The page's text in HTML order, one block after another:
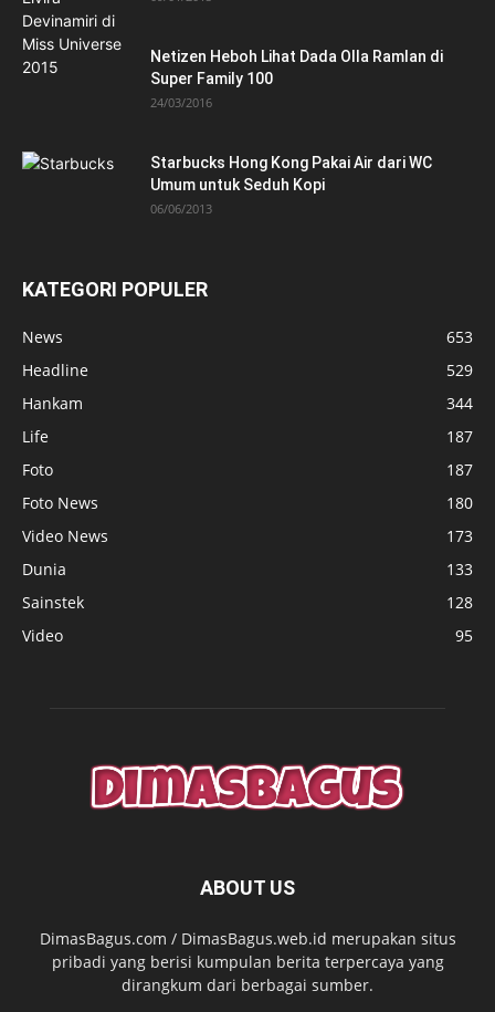
Netizen Heboh Lihat Dada Olla Ramlan di
Super Family 100
24/03/2016
Starbucks Hong Kong Pakai Air dari WC
Umum untuk Seduh Kopi
06/06/2013
KATEGORI POPULER
News
653
Headline
529
Hankam
344
Life
187
Foto
187
Foto News
180
Video News
173
Dunia
133
Sainstek
128
Video
95
ABOUT US
DimasBagus.com / DimasBagus.web.id merupakan situs
pribadi yang berisi kumpulan berita terpercaya yang
dirangkum dari berbagai sumber.